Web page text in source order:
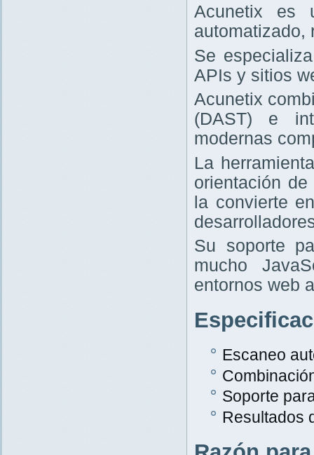
Acunetix es
automatizado,
Se
APIs y sitios
Acunetix
(DAST) e
modernas
La
orientación
la convierte
Su soporte
mucho
entornos web
Escaneo
Soporte
Resultados